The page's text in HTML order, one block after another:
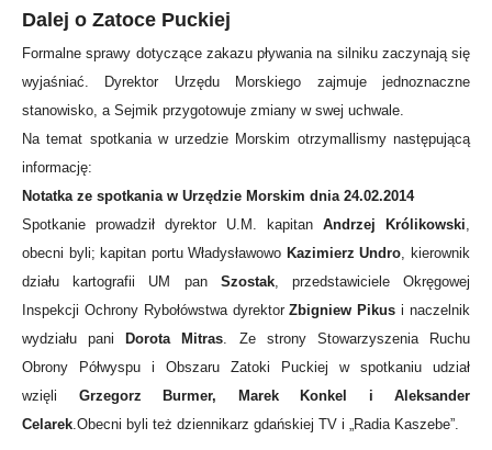
Dalej o Zatoce Puckiej
Formalne sprawy dotyczące zakazu pływania na silniku zaczynają się
wyjaśniać. Dyrektor Urzędu Morskiego zajmuje jednoznaczne
stanowisko, a Sejmik przygotowuje zmiany w swej uchwale.
Na temat spotkania w urzedzie Morskim otrzymallismy następującą
informację:
Notatka ze spotkania w Urzędzie Morskim dnia 24.02.2014
Spotkanie prowadził dyrektor U.M. kapitan Andrzej Królikowski,
obecni byli; kapitan portu Władysławowo Kazimierz Undro, kierownik
działu kartografii UM pan Szostak, przedstawiciele Okręgowej
Inspekcji Ochrony Rybołówstwa dyrektorZbigniew Pikus i naczelnik
wydziału pani
Dorota Mitras. Ze strony Stowarzyszenia Ruchu
Obrony Półwyspu i Obszaru Zatoki Puckiej w spotkaniu udział
wzięli Grzegorz Burmer, Marek Konkel i Aleksander
Celarek.Obecni byli też dziennikarz gdańskiej TV i „Radia Kaszebe”.